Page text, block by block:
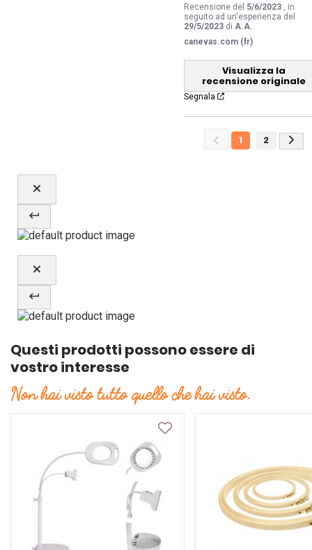
Recensione del 5/6/2023
, in
seguito ad un'esperienza del
29/5/2023 di A.A.
canevas.com (fr)
Visualizza la
recensione originale
Segnala
1 2
Questi prodotti possono essere di
vostro interesse
Non hai visto tutto quello che hai visto.